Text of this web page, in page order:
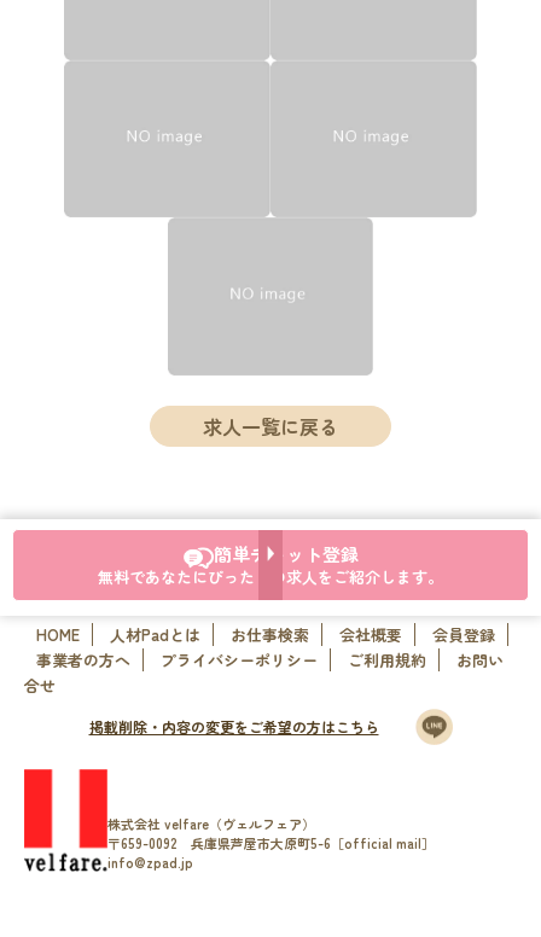
求人一覧に戻る
簡単チャット登録
無料であなたにぴったりの求人をご紹介します。
HOME 人材Padとは お仕事検索 会社概要
会員登録
事業者の方へ
プライバシーポリシー ご利用規約
お問い
合せ
掲載削除・内容の変更をご希望の方はこちら
株式会社 velfare（ヴェルフェア）
〒659-0092 兵庫県芦屋市大原町5-6［official mail］
info@zpad.jp